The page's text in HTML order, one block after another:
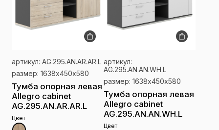
артикул: AG.295.AN.AR.AR.L
размер: 1638х450х580
Тумба опорная левая
Allegro cabinet
AG.295.AN.AR.AR.L
Цвет
артикул:
AG.295.AN.AN.WH.L
размер: 1638х450х580
Тумба опорная левая
Allegro cabinet
AG.295.AN.AN.WH.L
Цвет